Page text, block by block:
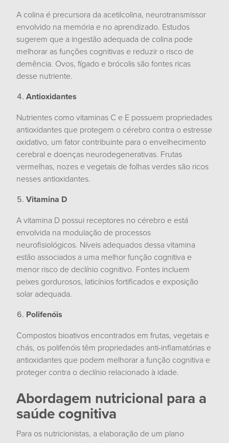
A colina é precursora da acetilcolina, neurotransmissor
envolvido na memória e no aprendizado. Estudos
sugerem que a ingestão adequada de colina pode
melhorar as funções cognitivas e reduzir o risco de
demência. Ovos, fígado e brócolis são fontes ricas
desse nutriente.
Antioxidantes
Nutrientes como vitaminas C e E possuem propriedades
antioxidantes que protegem o cérebro contra o estresse
oxidativo, um fator contribuinte para o envelhecimento
cerebral e doenças neurodegenerativas. Frutas
vermelhas, nozes e vegetais de folhas verdes são ricos
nesses antioxidantes.
Vitamina D
A vitamina D possui receptores no cérebro e está
envolvida na modulação de processos
neurofisiológicos. Níveis adequados dessa vitamina
estão associados a uma melhor função cognitiva e
menor risco de declínio cognitivo. Fontes incluem
peixes gordurosos, laticínios fortificados e exposição
solar adequada.
Polifenóis
Compostos bioativos encontrados em frutas, vegetais e
chás, os polifenóis têm propriedades anti-inflamatórias e
antioxidantes que podem melhorar a função cognitiva e
proteger contra o declínio relacionado à idade.
Abordagem nutricional para a
saúde cognitiva
Para os nutricionistas, a elaboração de um plano